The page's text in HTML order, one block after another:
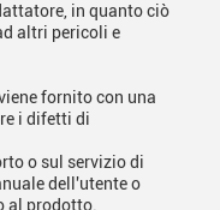
in quanto ciò
altri pericoli e
fornito con una
i difetti di
o sul servizio di
dell'utente o
al prodotto.